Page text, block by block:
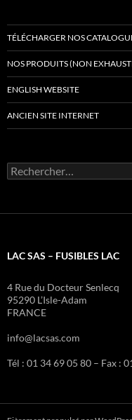
TÉLÉCHARGER NOS
NOS PRODUITS (NON
ENGLISH WEBSITE
ANCIEN SITE INTERNET
Rechercher :
LAC SAS – FUSIBLES LAC
4 Rue du Docteur Senlecq
95290 L’Isle-Adam
FRANCE
info@lacsas.com
Tél : 01 34 69 05 80 – Fax :